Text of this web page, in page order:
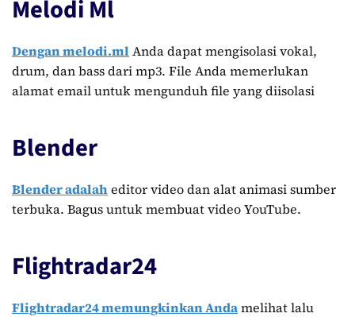
Melodi Ml
Dengan melodi.ml Anda dapat mengisolasi vokal,
drum, dan bass dari mp3. File Anda memerlukan
alamat email untuk mengunduh file yang diisolasi
Blender
Blender adalaheditor video dan alat animasi sumber
terbuka. Bagus untuk membuat video YouTube.
Flightradar24
Flightradar24 memungkinkan Andamelihat lalu